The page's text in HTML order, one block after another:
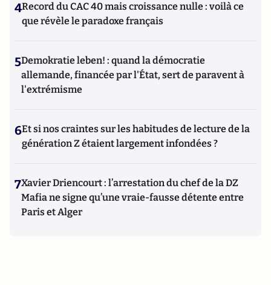
4Record du CAC 40 mais croissance nulle : voilà ce
que révèle le paradoxe français
5Demokratie leben! : quand la démocratie
allemande, financée par l'État, sert de paravent à
l'extrémisme
6Et si nos craintes sur les habitudes de lecture de la
génération Z étaient largement infondées ?
7Xavier Driencourt : l’arrestation du chef de la DZ
Mafia ne signe qu’une vraie-fausse détente entre
Paris et Alger